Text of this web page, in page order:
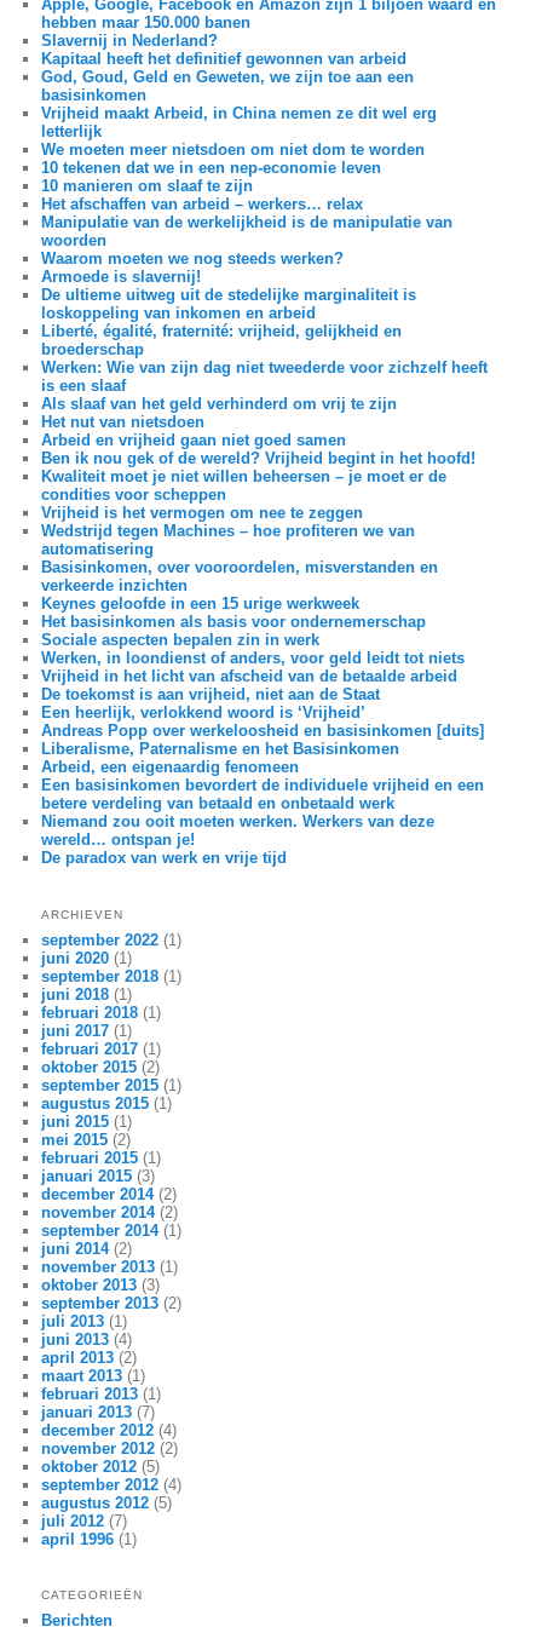
Apple, Google, Facebook en Amazon zijn 1 biljoen waard en
hebben maar 150.000 banen
Slavernij in Nederland?
Kapitaal heeft het definitief gewonnen van arbeid
God, Goud, Geld en Geweten, we zijn toe aan een
basisinkomen
Vrijheid maakt Arbeid, in China nemen ze dit wel erg
letterlijk
We moeten meer nietsdoen om niet dom te worden
10 tekenen dat we in een nep-economie leven
10 manieren om slaaf te zijn
Het afschaffen van arbeid – werkers… relax
Manipulatie van de werkelijkheid is de manipulatie van
woorden
Waarom moeten we nog steeds werken?
Armoede is slavernij!
De ultieme uitweg uit de stedelijke marginaliteit is
loskoppeling van inkomen en arbeid
Liberté, égalité, fraternité: vrijheid, gelijkheid en
broederschap
Werken: Wie van zijn dag niet tweederde voor zichzelf heeft
is een slaaf
Als slaaf van het geld verhinderd om vrij te zijn
Het nut van nietsdoen
Arbeid en vrijheid gaan niet goed samen
Ben ik nou gek of de wereld? Vrijheid begint in het hoofd!
Kwaliteit moet je niet willen beheersen – je moet er de
condities voor scheppen
Vrijheid is het vermogen om nee te zeggen
Wedstrijd tegen Machines – hoe profiteren we van
automatisering
Basisinkomen, over vooroordelen, misverstanden en
verkeerde inzichten
Keynes geloofde in een 15 urige werkweek
Het basisinkomen als basis voor ondernemerschap
Sociale aspecten bepalen zin in werk
Werken, in loondienst of anders, voor geld leidt tot niets
Vrijheid in het licht van afscheid van de betaalde arbeid
De toekomst is aan vrijheid, niet aan de Staat
Een heerlijk, verlokkend woord is ‘Vrijheid’
Andreas Popp over werkeloosheid en basisinkomen [duits]
Liberalisme, Paternalisme en het Basisinkomen
Arbeid, een eigenaardig fenomeen
Een basisinkomen bevordert de individuele vrijheid en een
betere verdeling van betaald en onbetaald werk
Niemand zou ooit moeten werken. Werkers van deze
wereld… ontspan je!
De paradox van werk en vrije tijd
ARCHIEVEN
september 2022 (1)
juni 2020 (1)
september 2018 (1)
juni 2018 (1)
februari 2018 (1)
juni 2017 (1)
februari 2017 (1)
oktober 2015 (2)
september 2015 (1)
augustus 2015 (1)
juni 2015 (1)
mei 2015 (2)
februari 2015 (1)
januari 2015 (3)
december 2014(2)
november 2014(2)
september 2014(1)
juni 2014(2)
november 2013 (1)
oktober 2013 (3)
september 2013 (2)
juli 2013 (1)
juni 2013 (4)
april 2013 (2)
maart 2013 (1)
februari 2013 (1)
januari 2013 (7)
december 2012 (4)
november 2012 (2)
oktober 2012 (5)
september 2012 (4)
augustus 2012 (5)
juli 2012 (7)
april 1996 (1)
CATEGORIEËN
Berichten